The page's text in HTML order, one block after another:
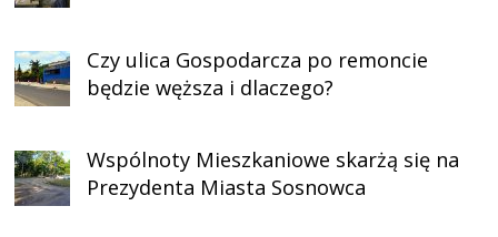
Czy ulica Gospodarcza po remoncie
będzie węższa i dlaczego?
Wspólnoty Mieszkaniowe skarżą się na
Prezydenta Miasta Sosnowca